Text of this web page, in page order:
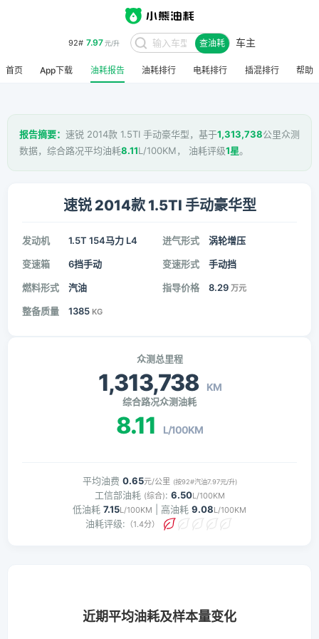
92# 7.97元/升 查油耗 车主
首页 App下载 油耗报告 油耗排行 电耗排行 插混排行 帮助
报告摘要： 速锐 2014款 1.5TI 手动豪华型，基于1,313,738公里众测
数据，综合路况平均油耗8.11L/100KM， 油耗评级1星。
速锐 2014款 1.5TI 手动豪华型
发动机 1.5T 154马力 L4 进气形式 涡轮增压
变速箱 6挡手动 变速形式 手动挡
燃料形式 汽油 指导价格 8.29 万元
整备质量 1385 KG
众测总里程
1,313,738 KM
综合路况众测油耗
8.11 L/100KM
平均油费 0.65元/公里 (按92#汽油7.97元/升)
工信部油耗 (综合): 6.50L/100KM
低油耗 7.15L/100KM | 高油耗 9.08L/100KM
油耗评级: （1.4分）